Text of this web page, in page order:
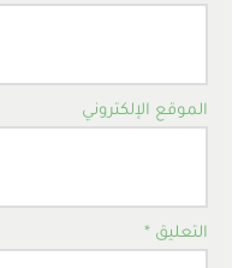
الموقع الإلكتروني
التعليق *